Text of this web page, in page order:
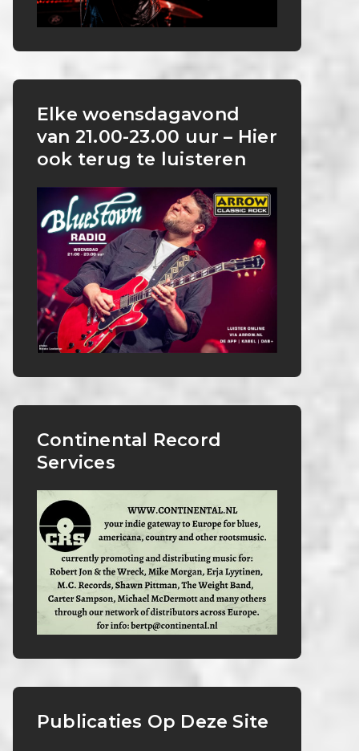
Elke woensdagavond
van 21.00-23.00 uur – Hier
ook terug te luisteren
Continental Record
Services
Publicaties Op Deze Site